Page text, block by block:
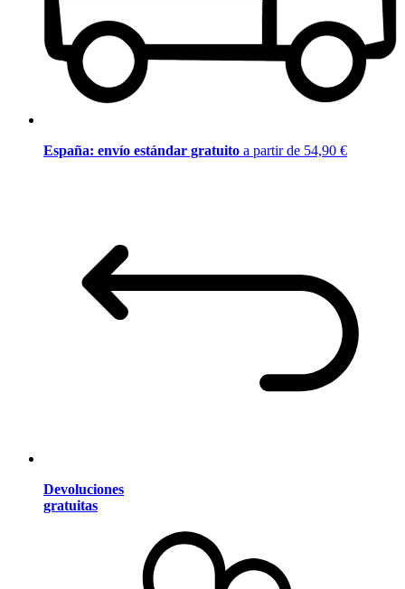
España: envío estándar gratuito a partir de 54,90 €
Devoluciones
gratuitas